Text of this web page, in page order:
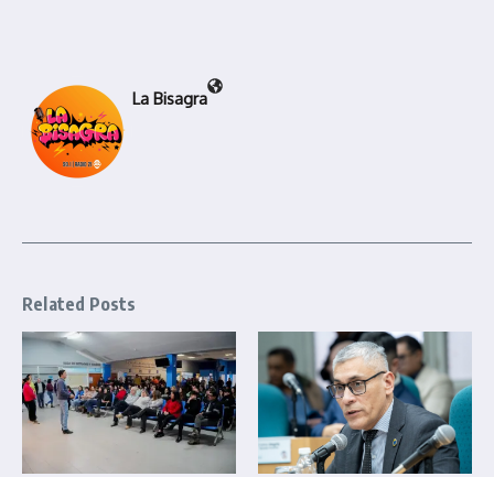
La Bisagra
Related Posts